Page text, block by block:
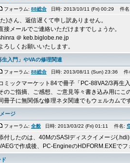
フォーラム: 88総合 日時: 2013/10/11 (Fri) 00:29 件
)さん、返信遅くて申し訳ありません。
接メールでご連絡いただけますでしょうか。
＠ keb.biglobe.ne.jp
ろしくお願いいたします。
生入門」やVAの修理関連
フォーラム: 88総合 日時: 2013/08/11 (Sun) 23:36 件
ミックマーケット84で冊子「PC-88VA2/3再生
のご指摘、ご感想、ご意見等々書き込み用にこ
冊子に無関係な修理ネタ関連でもウェルカムで
ージ
フォーラム: 全般 日時: 2013/03/22 (Fri) 01:11 件名:
付したのは、40MのSASIディスクイメージ
で作成後、PC-EngineのHDFORM.EXEで